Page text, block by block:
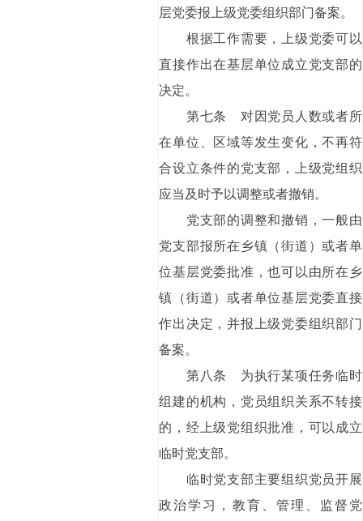
层党委报上级党委组织部门备案。
根据工作需要，上级党委可以
直接作出在基层单位成立党支部的
决定。
第七条 对因党员人数或者所
在单位、区域等发生变化，不再符
合设立条件的党支部，上级党组织
应当及时予以调整或者撤销。
党支部的调整和撤销，一般由
党支部报所在乡镇（街道）或者单
位基层党委批准，也可以由所在乡
镇（街道）或者单位基层党委直接
作出决定，并报上级党委组织部门
备案。
第八条 为执行某项任务临时
组建的机构，党员组织关系不转接
的，经上级党组织批准，可以成立
临时党支部。
临时党支部主要组织党员开展
政治学习，教育、管理、监督党